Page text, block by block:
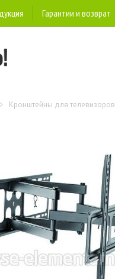
Гарантии и возврат
Кронштейны для телевизоров